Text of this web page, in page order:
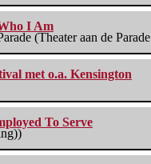
I Am
(Theater aan de
met o.a. Kensington
To Serve